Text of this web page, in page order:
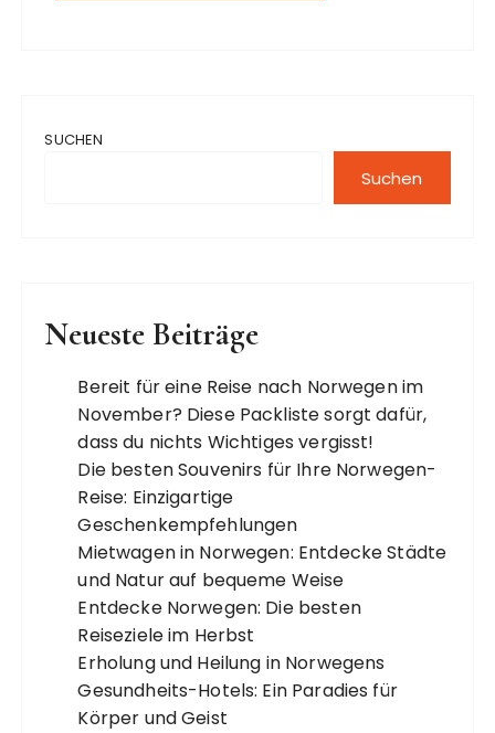
SUCHEN
Suchen
Neueste Beiträge
Bereit für eine Reise nach Norwegen im
November? Diese Packliste sorgt dafür,
dass du nichts Wichtiges vergisst!
Die besten Souvenirs für Ihre Norwegen-
Reise: Einzigartige
Geschenkempfehlungen
Mietwagen in Norwegen: Entdecke Städte
und Natur auf bequeme Weise
Entdecke Norwegen: Die besten
Reiseziele im Herbst
Erholung und Heilung in Norwegens
Gesundheits-Hotels: Ein Paradies für
Körper und Geist